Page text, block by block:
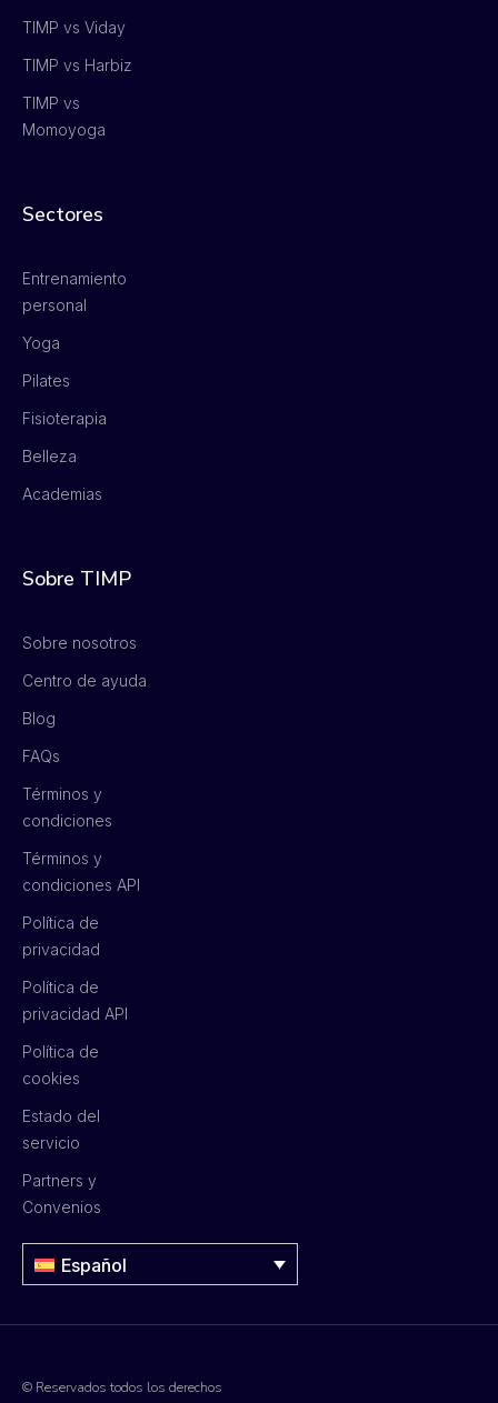
TIMP vs Viday
TIMP vs Harbiz
TIMP vs
Momoyoga
Sectores
Entrenamiento
personal
Yoga
Pilates
Fisioterapia
Belleza
Academias
Sobre TIMP
Sobre nosotros
Centro de ayuda
Blog
FAQs
Términos y
condiciones
Términos y
condiciones API
Política de
privacidad
Política de
privacidad API
Política de
cookies
Estado del
servicio
Partners y
Convenios
Español
© Reservados todos los derechos